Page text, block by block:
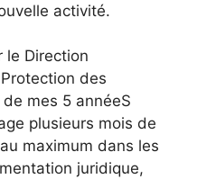
activité.
le Direction
des
mes 5 annéeS
plusieurs mois de
maximum dans les
juridique,